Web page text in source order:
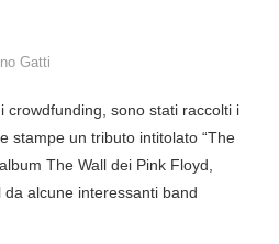
Gatti
crowdfunding, sono stati raccolti i
stampe un tributo intitolato “The
The Wall dei Pink Floyd,
alcune interessanti band